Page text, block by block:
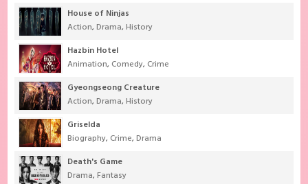
House of Ninjas
Action,Drama,History
Hazbin Hotel
Animation, Comedy, Crime
Gyeongseong Creature
Action,Drama,History
Griselda
Biography, Crime,Drama
Death's Game
Drama,Fantasy